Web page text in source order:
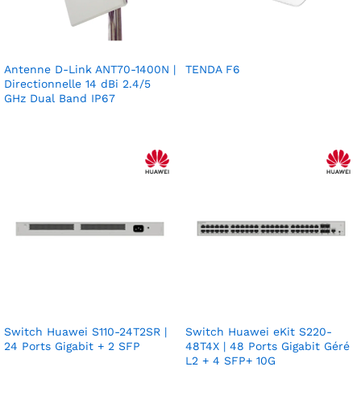
Antenne D-Link ANT70-1400N |
Directionnelle 14 dBi 2.4/5
GHz Dual Band IP67
TENDA F6
Switch Huawei S110-24T2SR |
24 Ports Gigabit + 2 SFP
Switch Huawei eKit S220-
48T4X | 48 Ports Gigabit Géré
L2 + 4 SFP+ 10G